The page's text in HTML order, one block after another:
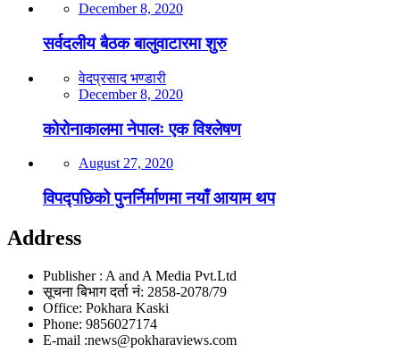
December 8, 2020
सर्वदलीय बैठक बालुवाटारमा शुरु
वेदप्रसाद भण्डारी
December 8, 2020
कोरोनाकालमा नेपालः एक विश्लेषण
August 27, 2020
विपद्पछिको पुनर्निर्माणमा नयाँ आयाम थप
Address
Publisher : A and A Media Pvt.Ltd
सूचना बिभाग दर्ता नं: 2858-2078/79
Office: Pokhara Kaski
Phone: 9856027174
E-mail :news@pokharaviews.com